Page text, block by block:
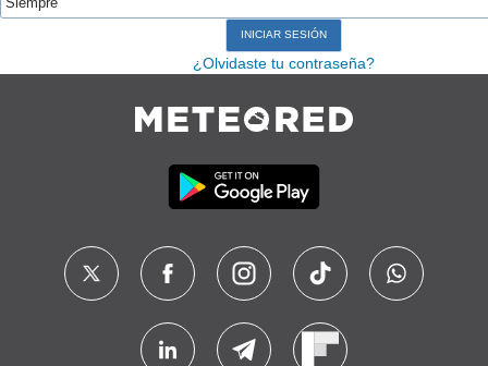
¿Olvidaste tu contraseña?